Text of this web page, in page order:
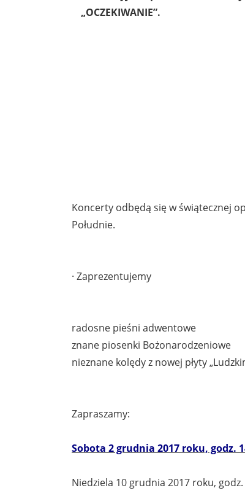
„OCZEKIWANIE”.
Koncerty odbędą się w świątecznej
Południe.
· Zaprezentujemy
radosne pieśni adwentowe
znane piosenki Bożonarodzeniowe
nieznane kolędy z nowej płyty
Zapraszamy:
Sobota 2 grudnia 2017 roku, godz.
Niedziela 10 grudnia 2017 roku, godz.